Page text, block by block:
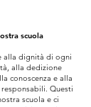
scuola
alla dignità di ogni
alla dedizione
conoscenza e alla
Questi
scuola e ci